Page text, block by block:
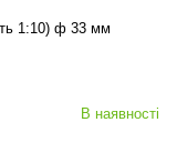
1:10) ф 33 мм
В наявності